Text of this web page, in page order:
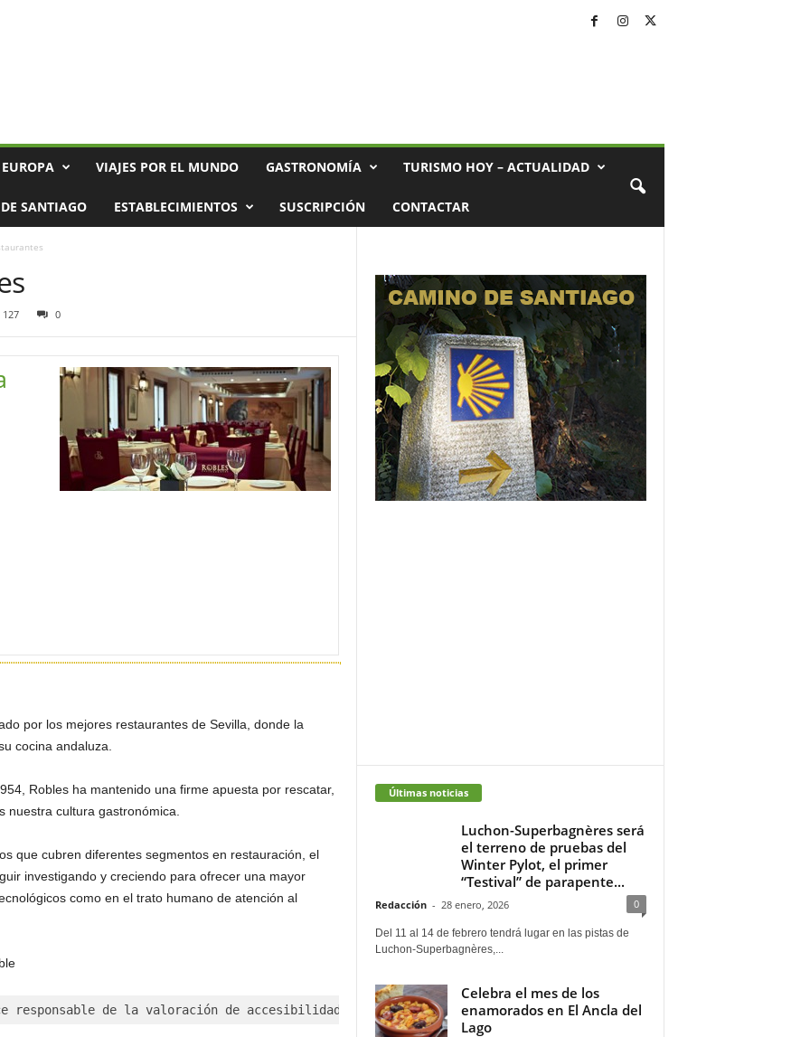
VIAJES POR EL MUNDO GASTRONOMÍA TURISMO HOY – ACTUALIDAD
SANTIAGO ESTABLECIMIENTOS SUSCRIPCIÓN CONTACTAR
127 0
por los mejores restaurantes de Sevilla, donde la
cocina andaluza.
Robles ha mantenido una firme apuesta por rescatar,
nuestra cultura gastronómica.
que cubren diferentes segmentos en restauración, el
investigando y creciendo para ofrecer una mayor
como en el trato humano de atención al
responsable de la valoración de accesibilidad incluida por el propietario. Accesible / Practicable /
Últimas noticias
Luchon-Superbagnères será
el terreno de pruebas del
Winter Pylot, el primer
“Testival” de parapente...
Redacción - 28 enero, 2026 0
Del 11 al 14 de febrero tendrá lugar en las pistas de
Luchon-Superbagnères,...
Celebra el mes de los
enamorados en El Ancla del
Lago